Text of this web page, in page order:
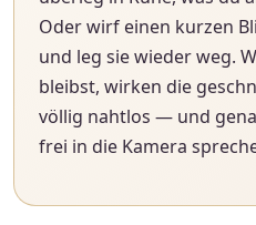
Oder wirf einen kurzen
und leg sie wieder weg.
bleibst, wirken die
völlig nahtlos — und
frei in die Kamera